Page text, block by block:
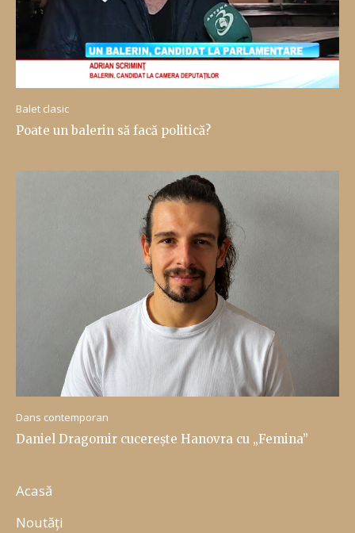
Balet clasic
Poate un balerin să facă politică?
Dans contemporan
Daniel Dragomir cucerește Hanovra cu „Femina”
Acasă
Noutăți